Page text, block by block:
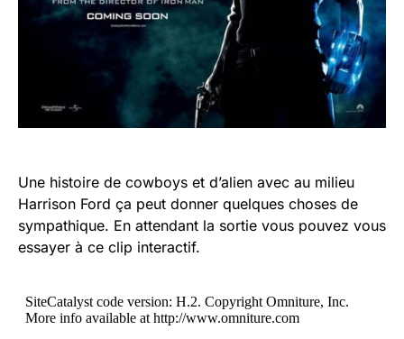
Une histoire de cowboys et d’alien avec au milieu
Harrison Ford ça peut donner quelques choses de
sympathique. En attendant la sortie vous pouvez vous
essayer à ce clip interactif.